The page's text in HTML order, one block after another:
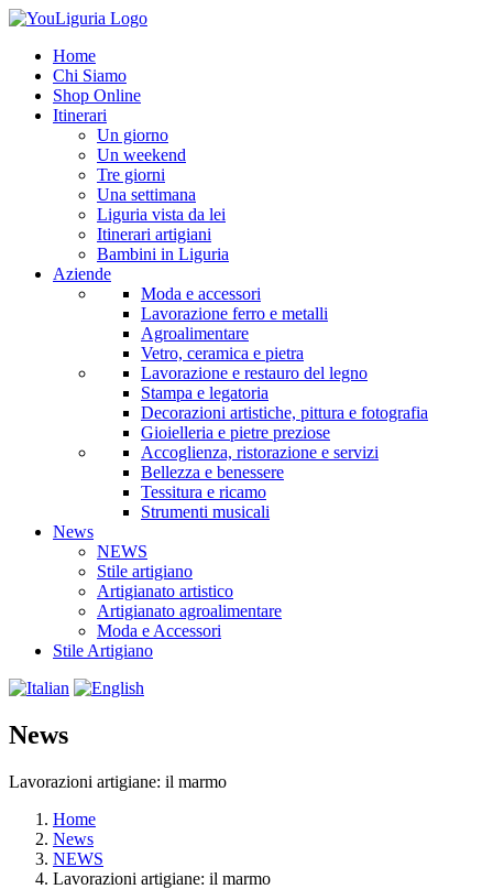
Home
Chi Siamo
Shop Online
Itinerari
Un giorno
Un weekend
Tre giorni
Una settimana
Liguria vista da lei
Itinerari artigiani
Bambini in Liguria
Aziende
Moda e accessori
Lavorazione ferro e metalli
Agroalimentare
Vetro, ceramica e pietra
Lavorazione e restauro del legno
Stampa e legatoria
Decorazioni artistiche, pittura e fotografia
Gioielleria e pietre preziose
Accoglienza, ristorazione e servizi
Bellezza e benessere
Tessitura e ricamo
Strumenti musicali
News
NEWS
Stile artigiano
Artigianato artistico
Artigianato agroalimentare
Moda e Accessori
Stile Artigiano
News
Lavorazioni artigiane: il marmo
Home
News
NEWS
Lavorazioni artigiane: il marmo